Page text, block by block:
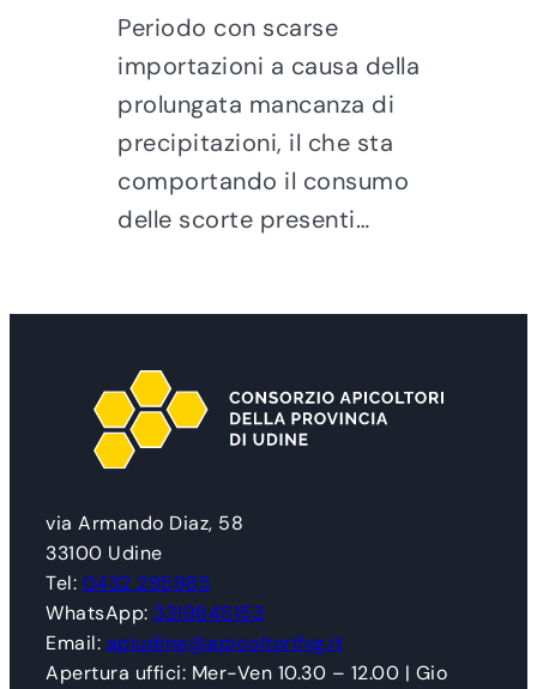
Periodo con scarse
importazioni a causa della
prolungata mancanza di
precipitazioni, il che sta
comportando il consumo
delle scorte presenti…
via Armando Diaz, 58
33100 Udine
Tel: 0432 295985
WhatsApp: 3319845153
Email: apiudine@apicoltorifvg.it
Apertura uffici: Mer-Ven 10.30 – 12.00 | Gio